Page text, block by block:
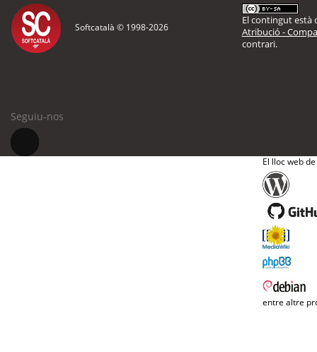
Softcatalà © 1998-2026
El contingut està
Atribució -
contrari.
Seguiu-nos
El lloc web
entre altre